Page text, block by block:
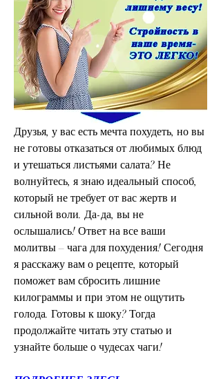
Друзья, у вас есть мечта похудеть, но вы
не готовы отказаться от любимых блюд
и утешаться листьями салата? Не
волнуйтесь, я знаю идеальный способ,
который не требует от вас жертв и
сильной воли. Да-да, вы не
ослышались! Ответ на все ваши
молитвы – чага для похудения! Сегодня
я расскажу вам о рецепте, который
поможет вам сбросить лишние
килограммы и при этом не ощутить
голода. Готовы к шоку? Тогда
продолжайте читать эту статью и
узнайте больше о чудесах чаги!